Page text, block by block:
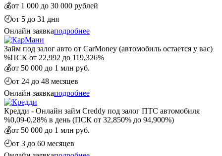
💰от 1 000 до 30 000 рублей
🕘от 5 до 31 дня
Онлайн заявкаподробнее
Займ под залог авто от CarMoney (автомобиль остается у вас)
%ПСК от 22,992 до 119,326%
💰от 50 000 до 1 млн руб.
🕘от 24 до 48 месяцев
Онлайн заявкаподробнее
Кредди - Онлайн займ Creddy под залог ПТС автомобиля
%0,09-0,28% в день (ПСК от 32,850% до 94,900%)
💰от 50 000 до 1 млн руб.
🕘от 3 до 60 месяцев